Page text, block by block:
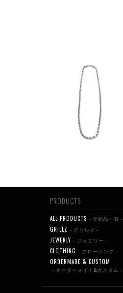
PRODUCTS
ALL PRODUCTS - 全商品一覧 -
GRILLZ - グリルズ -
JEWERLY - ジュエリー -
CLOTHING - クロージング -
ORDERMADE & CUSTOM
- オーダーメイド&カスタム -